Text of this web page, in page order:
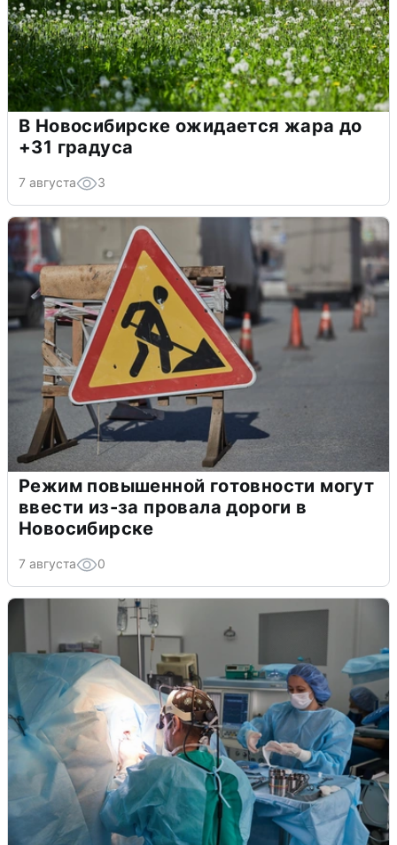
В Новосибирске ожидается жара до
+31 градуса
7 августа 3
Режим повышенной готовности могут
ввести из-за провала дороги в
Новосибирске
7 августа 0